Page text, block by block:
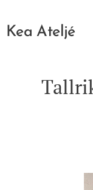
Kea Ateljé